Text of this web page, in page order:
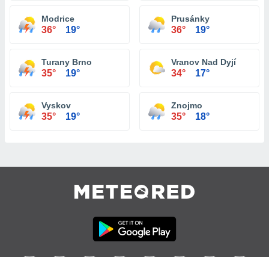
Modrice
36° 19°
Prusánky
36° 19°
Turany Brno
35° 19°
Vranov Nad Dyjí
34° 17°
Vyskov
35° 19°
Znojmo
35° 18°